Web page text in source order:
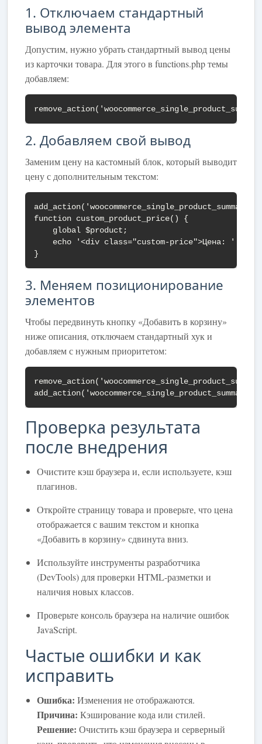
1. Отключаем стандартный
вывод элемента
Допустим, нужно убрать стандартный вывод цены
из карточки товара. Для этого в functions.php темы
добавляем:
2. Добавляем свой вывод
Заменим цену на кастомный блок, который выводит
цену с дополнительным текстом:
function custom_product_price() {
    global $product;
echo '<div class="custom-price">Цена: ' .
}
3. Меняем позиционирование
элементов
Чтобы передвинуть кнопку «Добавить в корзину»
ниже описания, отключаем стандартный хук и
добавляем с нужным приоритетом:
Проверка результата
после внедрения
Очистите кэш браузера и, если используете, кэш
плагинов.
Откройте страницу товара и проверьте, что цена
отображается с вашим текстом и кнопка
«Добавить в корзину» сдвинута вниз.
Используйте инструменты разработчика
(DevTools) для проверки HTML-разметки и
наличия новых классов.
Проверьте консоль браузера на наличие ошибок
JavaScript.
Частые ошибки и как
исправить
Ошибка: Изменения не отображаются.
Причина: Кэширование кода или стилей.
Решение: Очистить кэш браузера и серверный